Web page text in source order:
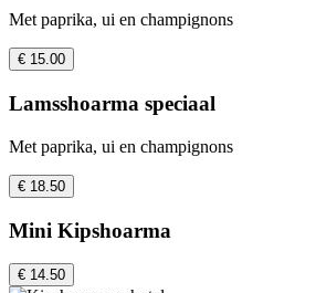
Met paprika, ui en champignons
€ 15.00
Lamsshoarma speciaal
Met paprika, ui en champignons
€ 18.50
Mini Kipshoarma
€ 14.50